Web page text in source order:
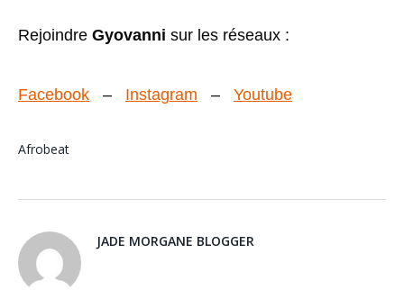
Rejoindre Gyovanni sur les réseaux :
Facebook – Instagram – Youtube
Afrobeat
JADE MORGANE BLOGGER